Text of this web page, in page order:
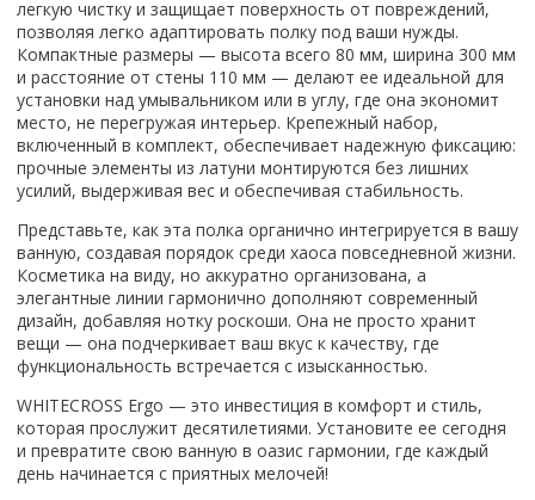
Комплектующие для ванн
Каркас
Ножки
Экраны под ванну
Гидромассажные системы
Wirpool
Китай
Недорогие
Дорогие
Уцененные
Недорогие по акции
Смотреть все
Топ брендов
Domani-spa
River
Welt-wasser
Esbano
Смотреть все
Форма
Угловая
Прямоугольные
Форма
Прямоугольные
Закругленная
Комплектующие для унитазов
Гофры
Канализационный выпуск
Патрубки
Сиденья
Смотреть все
С отверстием под смеситель
С пьедесталом
С полупьедесталом
Исполнение
Для дачи
Для ванной
Умывальник-столешница
Уличный
Смотреть все
Пьедесталы
Пьедесталы
Полупьедесталы
Италия
Россия
Смотреть все
Размер
40 см
50 см
60 см
65 см
Смотреть все
Страна производитель
Германия
Польша
Сербия
Чехия
Смотреть все
Страна производитель
Германия
Испания
Италия
Польша
Смотреть все
Чистящие средства
Grass
Karcher
O2 минерал
Vega
Страна производитель
Великобритания
Германия
Италия
Китай
Смотреть все
Пылесосы
Электровеники, электрошвабры
Стеклоочистители
Мойки высокого давления
Подметальные машины
Гладильные доски
Насосы
Аккумуляторные воздуходувки
Этажерки, стеллажи, полки
легкую чистку и защищает поверхность от повреждений,
позволяя легко адаптировать полку под ваши нужды.
Компактные размеры — высота всего 80 мм, ширина 300 мм
и расстояние от стены 110 мм — делают ее идеальной для
установки над умывальником или в углу, где она экономит
место, не перегружая интерьер. Крепежный набор,
включенный в комплект, обеспечивает надежную фиксацию:
прочные элементы из латуни монтируются без лишних
усилий, выдерживая вес и обеспечивая стабильность.
Представьте, как эта полка органично интегрируется в вашу
ванную, создавая порядок среди хаоса повседневной жизни.
Косметика на виду, но аккуратно организована, а
элегантные линии гармонично дополняют современный
дизайн, добавляя нотку роскоши. Она не просто хранит
вещи — она подчеркивает ваш вкус к качеству, где
функциональность встречается с изысканностью.
WHITECROSS Ergo — это инвестиция в комфорт и стиль,
которая прослужит десятилетиями. Установите ее сегодня
и превратите свою ванную в оазис гармонии, где каждый
день начинается с приятных мелочей!